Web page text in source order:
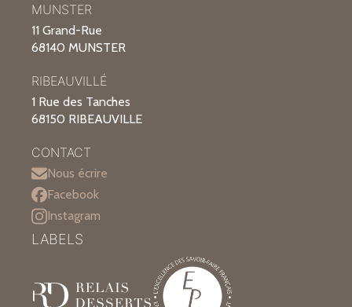
MUNSTER
11 Grand-Rue
68140 MUNSTER
RIBEAUVILLÉ
1 Rue des Tanches
68150 RIBEAUVILLE
CONTACT
Nous écrire
Facebook
Instagram
LABELS